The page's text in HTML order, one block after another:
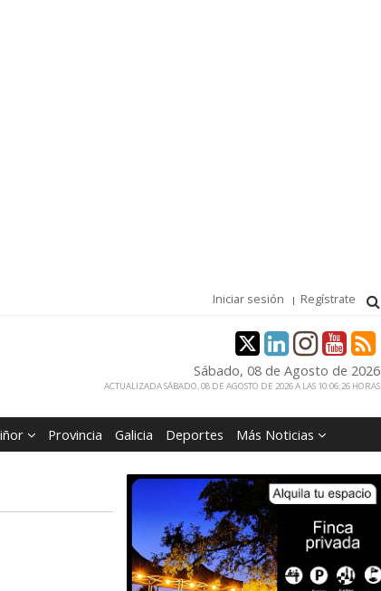
Iniciar sesión Regístrate
Sábado, 08 de Agosto de 2026
ACTUALIZADA SÁBADO, 08 DE AGOSTO DE 2026 A LAS 10:06:26 HORAS
Provincia Galicia Deportes Más Noticias